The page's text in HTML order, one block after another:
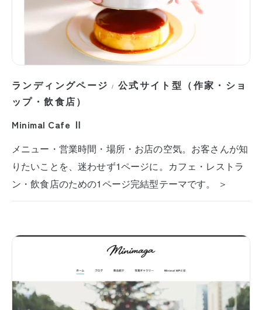
ランディングページ / 公式サイト型（作家・ショ
ップ・飲食店）
Minimal Cafe Ⅱ
メニュー・営業時間・場所・お店の空気。お客さんが知
りたいことを、迷わせず1ページに。カフェ・レストラ
ン・飲食店のための1ページ完結型テーマです。 ＞